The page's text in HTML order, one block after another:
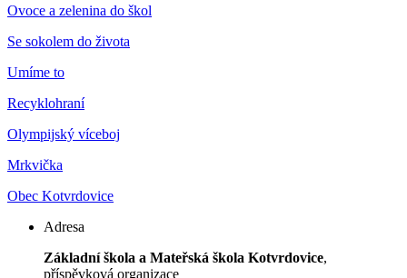
Ovoce a zelenina do škol
Se sokolem do života
Umíme to
Recyklohraní
Olympijský víceboj
Mrkvička
Obec Kotvrdovice
Adresa
Základní škola a Mateřská škola Kotvrdovice,
příspěvková organizace